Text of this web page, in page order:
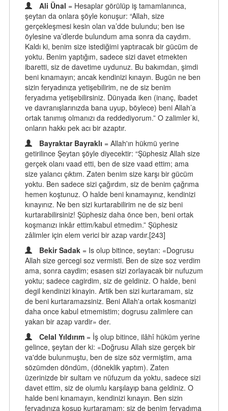
Ali Ünal = Hesaplar görülüp iş tamamlanınca,
şeytan da onlara şöyle konuşur: “Allah, size
gerçekleşmesi kesin olan va’dde bulundu; ben ise
öylesine va’dlerde bulundum ama sonra da caydım.
Kaldı ki, benim size istediğimi yaptıracak bir gücüm de
yoktu. Benim yaptığım, sadece sizi davet etmekten
ibaretti, siz de davetime uydunuz. Bu bakımdan, şimdi
beni kınamayın; ancak kendinizi kınayın. Bugün ne ben
sizin feryadınıza yetişebilirim, ne de siz benim
feryadıma yetişebilirsiniz. Dünyada iken (inanç, ibadet
ve davranışlarınızda bana uyup, böylece) beni Allah’a
ortak tanımış olmanızı da reddediyorum.” O zalimler ki,
onların hakkı pek acı bir azaptır.
Bayraktar Bayraklı = Allah'ın hükmü yerine
getirilince Şeytan şöyle diyecektir: “Şüphesiz Allah size
gerçek olanı vaad etti, ben de size vaad ettim; ama
size yalancı çıktım. Zaten benim size karşı bir gücüm
yoktu. Ben sadece sizi çağırdım, siz de benim çağrıma
hemen koştunuz. O halde beni kınamayınız, kendinizi
kınayınız. Ne ben sizi kurtarabilirim ne de siz beni
kurtarabilirsiniz! Şüphesiz daha önce ben, beni ortak
koşmanızı inkâr ettim/kabul etmedim.” Şüphesiz
zâlimler için elem verici bir azap vardır.[243]
Bekir Sadak = Is olup bitince, seytan: «Dogrusu
Allah size gercegi soz vermisti. Ben de size soz verdim
ama, sonra caydim; esasen sizi zorlayacak bir nufuzum
yoktu; sadece cagirdim, siz de geldiniz. O halde, beni
degil kendinizi kinayin. Artik ben sizi kurtaramam, siz
de beni kurtaramazsiniz. Beni Allah'a ortak kosmanizi
daha once kabul etmemistim; dogrusu zalimlere can
yakan bir azap vardir» der.
Celal Yıldırım = İş olup bitince, ilâhî hüküm yerine
gelince, şeytan der ki: «Doğrusu Allah size gerçek bir
va'dde bulunmuştu, ben de size söz vermiştim, ama
sözümden döndüm, (döneklik yaptım). Zaten
üzerinizde bir sultam ve nüfuzum da yoktu, sadece sizi
davet ettim, siz de olumlu karşılayıp bana geldiniz. O
halde beni kınamayın, kendinizi kınayın. Ben sizin
feryadınıza koşup kurtaramam; siz de benim feryadıma